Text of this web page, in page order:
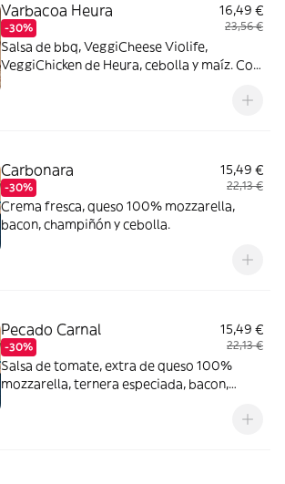
Varbacoa Heura
-30%
16,49 €
23,56 €
Salsa de bbq, VeggiCheese Violife,
VeggiChicken de Heura, cebolla y maíz. Con
Carbonara
-30%
15,49 €
22,13 €
Crema fresca, queso 100% mozzarella,
bacon, champiñón y cebolla.
Pecado Carnal
-30%
15,49 €
22,13 €
Salsa de tomate, extra de queso 100%
mozzarella, ternera especiada, bacon,